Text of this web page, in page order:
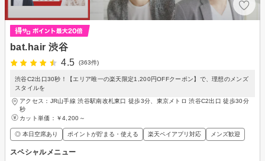
bat.hair 渋谷
4.5
(363件)
渋谷C2出口30秒！【エリア唯一の楽天限定1,200円OFFクーポン】で、理想のメンズ
スタイルを
アクセス：JR山手線 渋谷駅南改札東口 徒歩3分、東京メトロ 渋谷C2出口 徒歩30分
秒
カット単価： ￥4,200～
◎ 本日空席あり ポイントが貯まる・使える 楽天ペイアプリ対応 メンズ歓迎
スペシャルメニュー